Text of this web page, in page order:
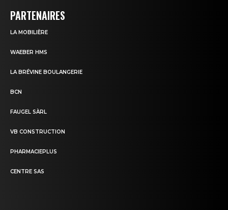
PARTENAIRES
LA MOBILIÈRE
WAEBER HMS
LA BRÉVINE BOULANGERIE
BCN
FAUGEL SÀRL
VB CONSTRUCTION
PHARMACIEPLUS
CENTRE SAS